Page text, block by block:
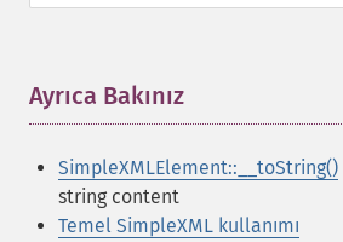
Ayrıca Bakınız
SimpleXMLElement::__toString()
string content
Temel SimpleXML kullanımı